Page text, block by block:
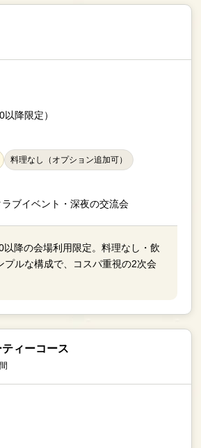
以降限定）
料理なし（オプション追加可）
ブイベント・深夜の交流会
以降の会場利用限定。料理なし・飲
プルな構成で、コスパ重視の2次会
ィーコース